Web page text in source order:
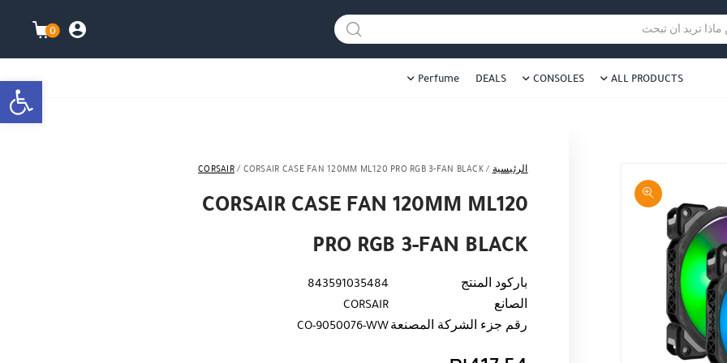
هل نزلت التطبيق ليصلك كل جديد ؟ هل نزلت التطبيق ليصلك كل جديد ؟
0
עגלת
تريد ان تبحث
ALL PRODUCTS
CONSOLES
DEALS
Perfume
الرئيسية /
CORSAIR/ CORSAIR CASE FAN 120MM ML120 PRO RGB 3-FAN BLACK
CORSAIR CASE FAN 120MM ML120
PRO RGB 3-FAN BLACK
باركود المنتج
843591035484
الصانع
CORSAIR
رقم جزء الشركة المصنعةCO-9050076-WW